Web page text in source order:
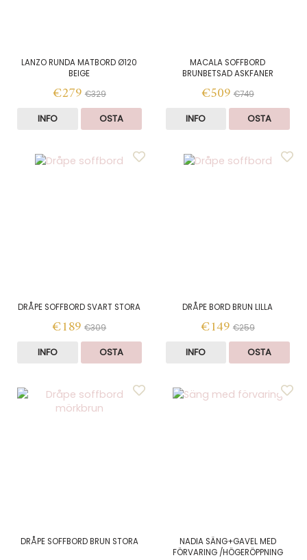
LANZO RUNDA MATBORD Ø120
BEIGE
€279 €329
INFO OSTA
MACALA SOFFBORD
BRUNBETSAD ASKFANER
€509 €749
INFO OSTA
DRÅPE SOFFBORD SVART STORA
€189 €309
INFO OSTA
DRÅPE BORD BRUN LILLA
€149 €259
INFO OSTA
DRÅPE SOFFBORD BRUN STORA
NADIA SÄNG+GAVEL MED
FÖRVARING /HÖGERÖPPNING